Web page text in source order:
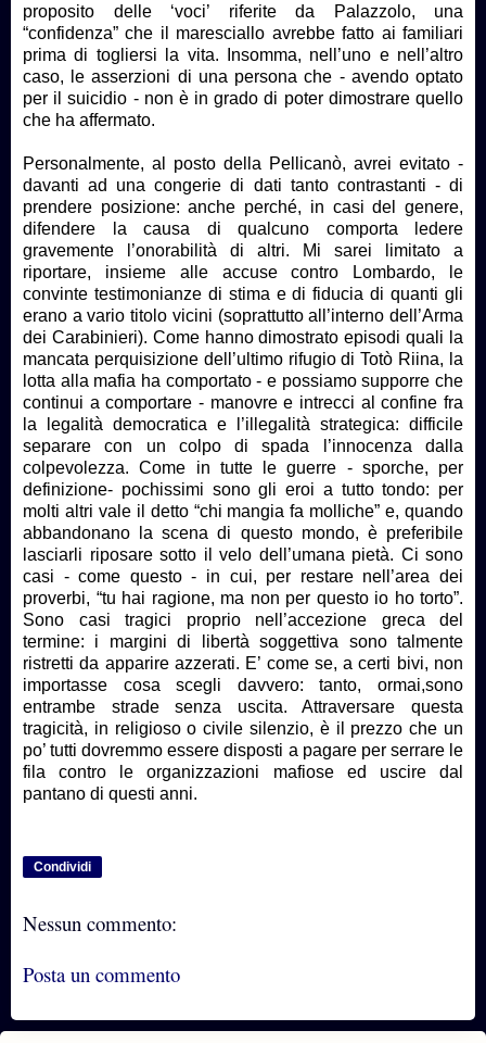
proposito delle ‘voci’ riferite da Palazzolo, una
“confidenza” che il maresciallo avrebbe fatto ai familiari
prima di togliersi la vita. Insomma, nell’uno e nell’altro
caso, le asserzioni di una persona che - avendo optato
per il suicidio - non è in grado di poter dimostrare quello
che ha affermato.
Personalmente, al posto della Pellicanò, avrei evitato -
davanti ad una congerie di dati tanto contrastanti - di
prendere posizione: anche perché, in casi del genere,
difendere la causa di qualcuno comporta ledere
gravemente l’onorabilità di altri. Mi sarei limitato a
riportare, insieme alle accuse contro Lombardo, le
convinte testimonianze di stima e di fiducia di quanti gli
erano a vario titolo vicini (soprattutto all’interno dell’Arma
dei Carabinieri). Come hanno dimostrato episodi quali la
mancata perquisizione dell’ultimo rifugio di Totò Riina, la
lotta alla mafia ha comportato - e possiamo supporre che
continui a comportare - manovre e intrecci al confine fra
la legalità democratica e l’illegalità strategica: difficile
separare con un colpo di spada l’innocenza dalla
colpevolezza. Come in tutte le guerre - sporche, per
definizione- pochissimi sono gli eroi a tutto tondo: per
molti altri vale il detto “chi mangia fa molliche” e, quando
abbandonano la scena di questo mondo, è preferibile
lasciarli riposare sotto il velo dell’umana pietà. Ci sono
casi - come questo - in cui, per restare nell’area dei
proverbi, “tu hai ragione, ma non per questo io ho torto”.
Sono casi tragici proprio nell’accezione greca del
termine: i margini di libertà soggettiva sono talmente
ristretti da apparire azzerati. E’ come se, a certi bivi, non
importasse cosa scegli davvero: tanto, ormai,sono
entrambe strade senza uscita. Attraversare questa
tragicità, in religioso o civile silenzio, è il prezzo che un
po’ tutti dovremmo essere disposti a pagare per serrare le
fila contro le organizzazioni mafiose ed uscire dal
pantano di questi anni.
Condividi
Nessun commento:
Posta un commento